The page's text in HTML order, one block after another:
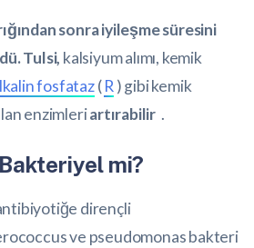
sonra iyileşme süresini
Tulsi, kalsiyum alımı, kemik
fosfataz(R ) gibi kemik
enzimleriartırabilir .
mi?
dirençli
ve pseudomonas bakteri